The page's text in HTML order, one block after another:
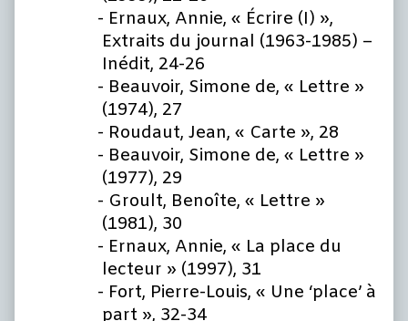
Ernaux, Annie, « Écrire (I) »,
Extraits du journal (1963-1985) –
Inédit, 24-26
Beauvoir, Simone de, « Lettre »
(1974), 27
Roudaut, Jean, « Carte », 28
Beauvoir, Simone de, « Lettre »
(1977), 29
Groult, Benoîte, « Lettre »
(1981), 30
Ernaux, Annie, « La place du
lecteur » (1997), 31
Fort, Pierre-Louis, « Une ‘place’ à
part », 32-34